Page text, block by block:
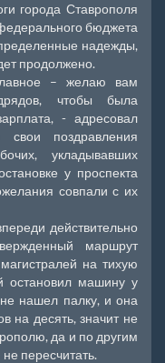
города Ставрополя
бюджета
надежды,
продолжено.
– желаю вам
чтобы была
- адресовал
свои поздравления
укладывавших
у проспекта
совпали с их
действительно
маршрут
на тихую
остановил машину у
нашел палку, и она
на десять, значит не
да и по другим
пересчитать.